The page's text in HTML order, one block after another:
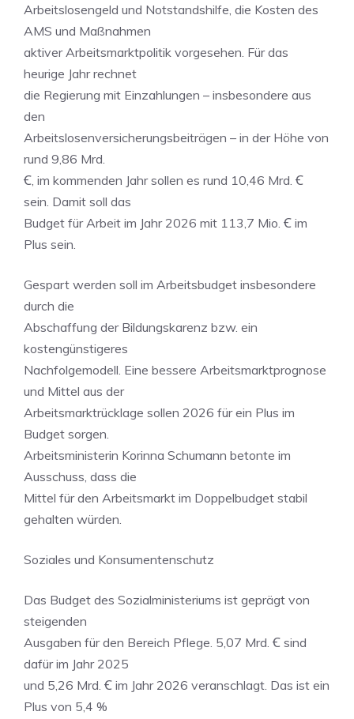
Arbeitslosengeld und Notstandshilfe, die Kosten des
AMS und Maßnahmen
aktiver Arbeitsmarktpolitik vorgesehen. Für das
heurige Jahr rechnet
die Regierung mit Einzahlungen – insbesondere aus
den
Arbeitslosenversicherungsbeiträgen – in der Höhe von
rund 9,86 Mrd.
Ꞓ, im kommenden Jahr sollen es rund 10,46 Mrd. Ꞓ
sein. Damit soll das
Budget für Arbeit im Jahr 2026 mit 113,7 Mio. Ꞓ im
Plus sein.
Gespart werden soll im Arbeitsbudget insbesondere
durch die
Abschaffung der Bildungskarenz bzw. ein
kostengünstigeres
Nachfolgemodell. Eine bessere Arbeitsmarktprognose
und Mittel aus der
Arbeitsmarktrücklage sollen 2026 für ein Plus im
Budget sorgen.
Arbeitsministerin Korinna Schumann betonte im
Ausschuss, dass die
Mittel für den Arbeitsmarkt im Doppelbudget stabil
gehalten würden.
Soziales und Konsumentenschutz
Das Budget des Sozialministeriums ist geprägt von
steigenden
Ausgaben für den Bereich Pflege. 5,07 Mrd. Ꞓ sind
dafür im Jahr 2025
und 5,26 Mrd. Ꞓ im Jahr 2026 veranschlagt. Das ist ein
Plus von 5,4 %